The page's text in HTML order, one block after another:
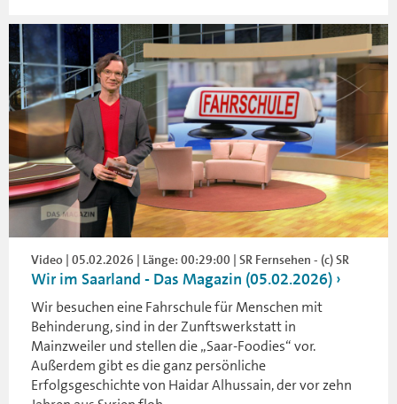
Video | 05.02.2026 | Länge: 00:29:00 | SR Fernsehen - (c) SR
Wir im Saarland - Das Magazin (05.02.2026)
Wir besuchen eine Fahrschule für Menschen mit
Behinderung, sind in der Zunftswerkstatt in
Mainzweiler und stellen die „Saar-Foodies“ vor.
Außerdem gibt es die ganz persönliche
Erfolgsgeschichte von Haidar Alhussain, der vor zehn